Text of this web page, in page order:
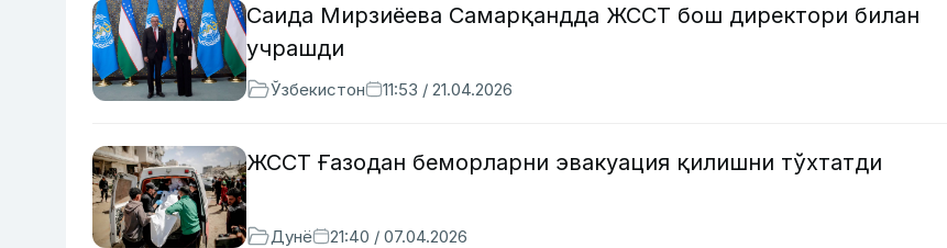
Саида Мирзиёева Самарқандда ЖССТ бош директори билан
учрашди
Ўзбекистон 11:53 / 21.04.2026
ЖССТ Ғазодан беморларни эвакуация қилишни тўхтатди
Дунё 21:40 / 07.04.2026